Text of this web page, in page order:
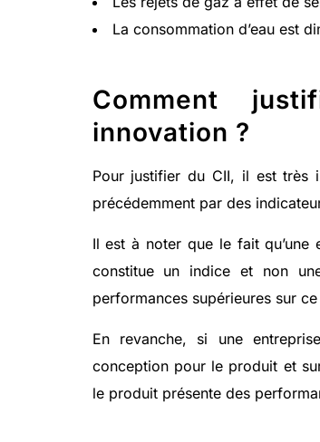
La consommation d’eau est
Comment
innovation ?
Pour justifier du CII, il est très
précédemment par des
Il est à noter que le fait qu’une
constitue un indice et non
performances supérieures sur
En revanche, si une
conception pour le produit et
le produit présente des